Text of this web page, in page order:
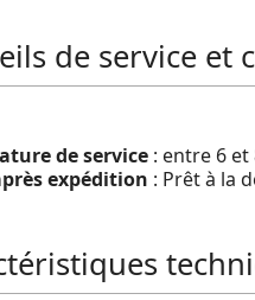
de service et
de service : entre 6 et
expédition : Prêt à la